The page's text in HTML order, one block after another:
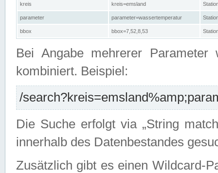
kreis kreis=emsland
parameter parameter=wassertemperatur
bbox bbox=7,52,8,53
Bei Angabe mehrerer Parameter
kombiniert. Beispiel:
/
Die Suche erfolgt via „String
innerhalb des Datenbestandes
Zusätzlich gibt es einen Wildcard-